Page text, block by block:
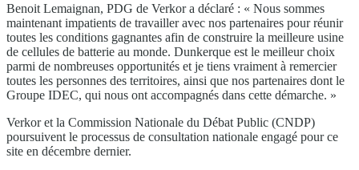
Benoit Lemaignan, PDG de Verkor a déclaré : « Nous sommes
maintenant impatients de travailler avec nos partenaires pour réunir
toutes les conditions gagnantes afin de construire la meilleure usine
de cellules de batterie au monde. Dunkerque est le meilleur choix
parmi de nombreuses opportunités et je tiens vraiment à remercier
toutes les personnes des territoires, ainsi que nos partenaires dont le
Groupe IDEC, qui nous ont accompagnés dans cette démarche. »
Verkor et la Commission Nationale du Débat Public (CNDP)
poursuivent le processus de consultation nationale engagé pour ce
site en décembre dernier.